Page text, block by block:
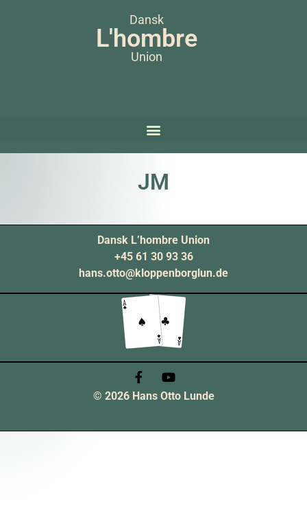
Dansk
L'hombre
Union
JM
Dansk L’hombre Union
+45 61 30 93 36
hans.otto@kloppenborglun.de
© 2026 Hans Otto Lunde